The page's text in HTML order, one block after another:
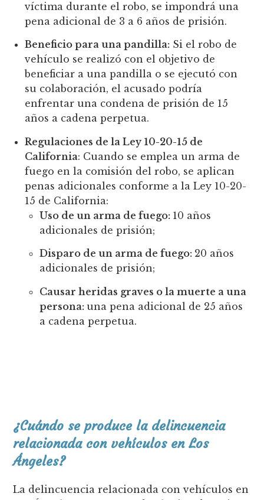
víctima durante el robo, se impondrá una
pena adicional de 3 a 6 años de prisión.
Beneficio para una pandilla: Si el robo de
vehículo se realizó con el objetivo de
beneficiar a una pandilla o se ejecutó con
su colaboración, el acusado podría
enfrentar una condena de prisión de 15
años a cadena perpetua.
Regulaciones de la Ley 10-20-15 de
California: Cuando se emplea un arma de
fuego en la comisión del robo, se aplican
penas adicionales conforme a la Ley 10-20-
15 de California:
Uso de un arma de fuego: 10 años
adicionales de prisión;
Disparo de un arma de fuego: 20 años
adicionales de prisión;
Causar heridas graves o la muerte a una
persona:una pena adicional de 25 años
a cadena perpetua.
¿Cuándo se produce la delincuencia
relacionada con vehículos en Los
Ángeles?
La delincuencia relacionada con vehículos en